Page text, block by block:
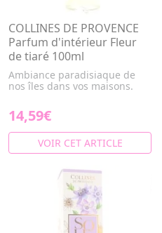
COLLINES DE PROVENCE
Parfum d'intérieur Fleur
de tiaré 100ml
Ambiance paradisiaque de
nos îles dans vos maisons.
14,59€
VOIR CET ARTICLE